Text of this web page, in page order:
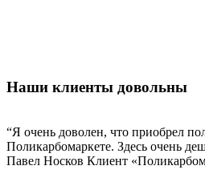
Наши клиенты довольны
“Я очень доволен, что приобрел
Поликарбомаркете. Здесь очень
Павел Носков Клиент